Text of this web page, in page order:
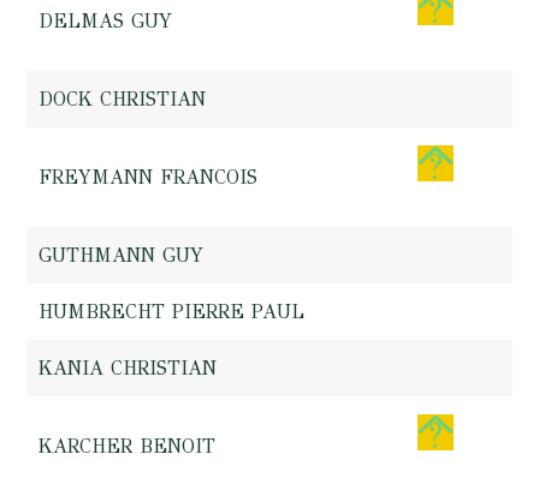
DELMAS GUY
DOCK CHRISTIAN
FREYMANN FRANCOIS
GUTHMANN GUY
HUMBRECHT PIERRE PAUL
KANIA CHRISTIAN
KARCHER BENOIT